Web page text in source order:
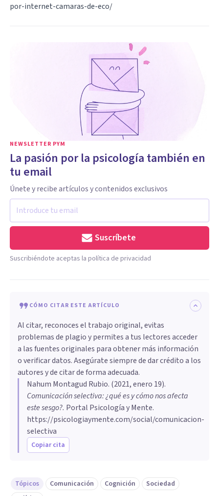
por-internet-camaras-de-eco/
NEWSLETTER PYM
La pasión por la psicología también en
tu email
Únete y recibe artículos y contenidos exclusivos
Suscríbete
Suscribiéndote aceptas la política de privacidad
CÓMO CITAR ESTE ARTÍCULO
Al citar, reconoces el trabajo original, evitas
problemas de plagio y permites a tus lectores acceder
a las fuentes originales para obtener más información
o verificar datos. Asegúrate siempre de dar crédito a los
autores y de citar de forma adecuada.
Nahum Montagud Rubio. (2021, enero 19).
Comunicación selectiva: ¿qué es y cómo nos afecta
este sesgo?. Portal Psicología y Mente.
https://psicologiaymente.com/social/comunicacion-
selectiva
Copiar cita
Tópicos Comunicación Cognición
Sociedad